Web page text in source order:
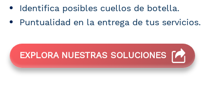
Identifica posibles cuellos de botella.
Puntualidad en la entrega de tus servicios.
EXPLORA NUESTRAS SOLUCIONES